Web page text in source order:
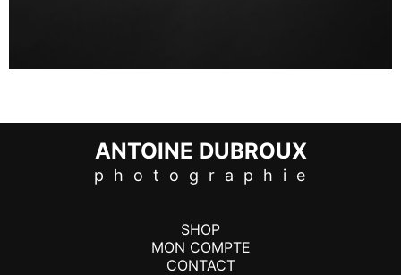
ANTOINE DUBROUX
p h o t o g r a p h i e
SHOP
MON COMPTE
CONTACT